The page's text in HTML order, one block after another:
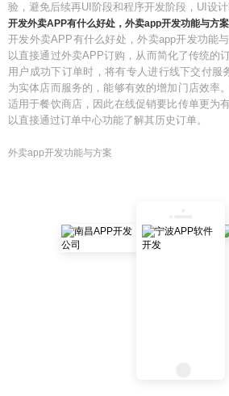
验，避免后续再UI阶段和程序开发阶段，UI设计
开发外卖APP有什么好处，外卖app开发功能与方案
开发外卖APP有什么好处，外卖app开发功能
以直接通过外卖APP订购，从而简化了传统的
用户成功下订单时，将有专人进行线下交付服
为实体店而服务的，能够有效的增加门店效率
适用于餐饮商店，因此在线促销要比传单更为
以直接通过订单中心功能了解其历史订单。
外卖app开发功能与方案